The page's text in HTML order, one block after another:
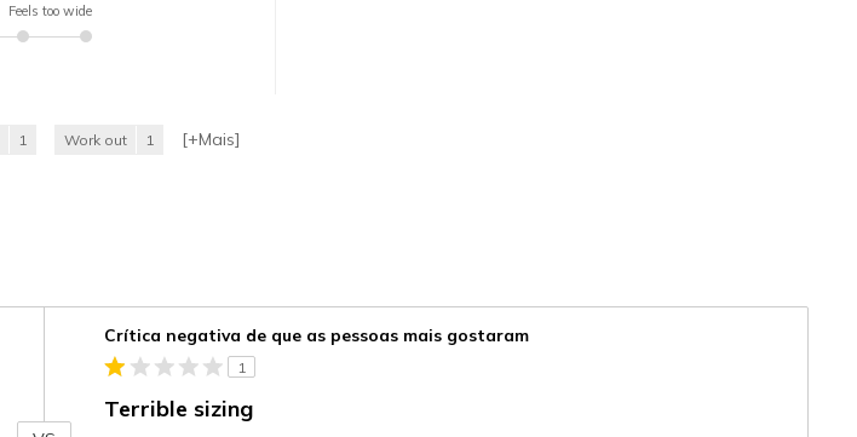
Feels too wide
1 Work out 1 [+Mais]
Crítica negativa de que as pessoas mais gostaram
1
Terrible sizing